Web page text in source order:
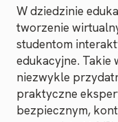
W dziedzinie
tworzenie
studentom
edukacyjne. Takie
niezwykle
praktyczne
bezpiecznym,